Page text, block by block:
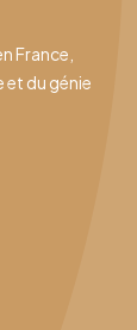
France,
et du génie